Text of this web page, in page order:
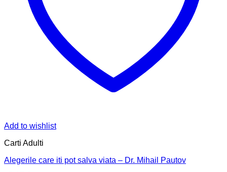
Add to wishlist
Carti Adulti
Alegerile care iti pot salva viata – Dr. Mihail Pautov